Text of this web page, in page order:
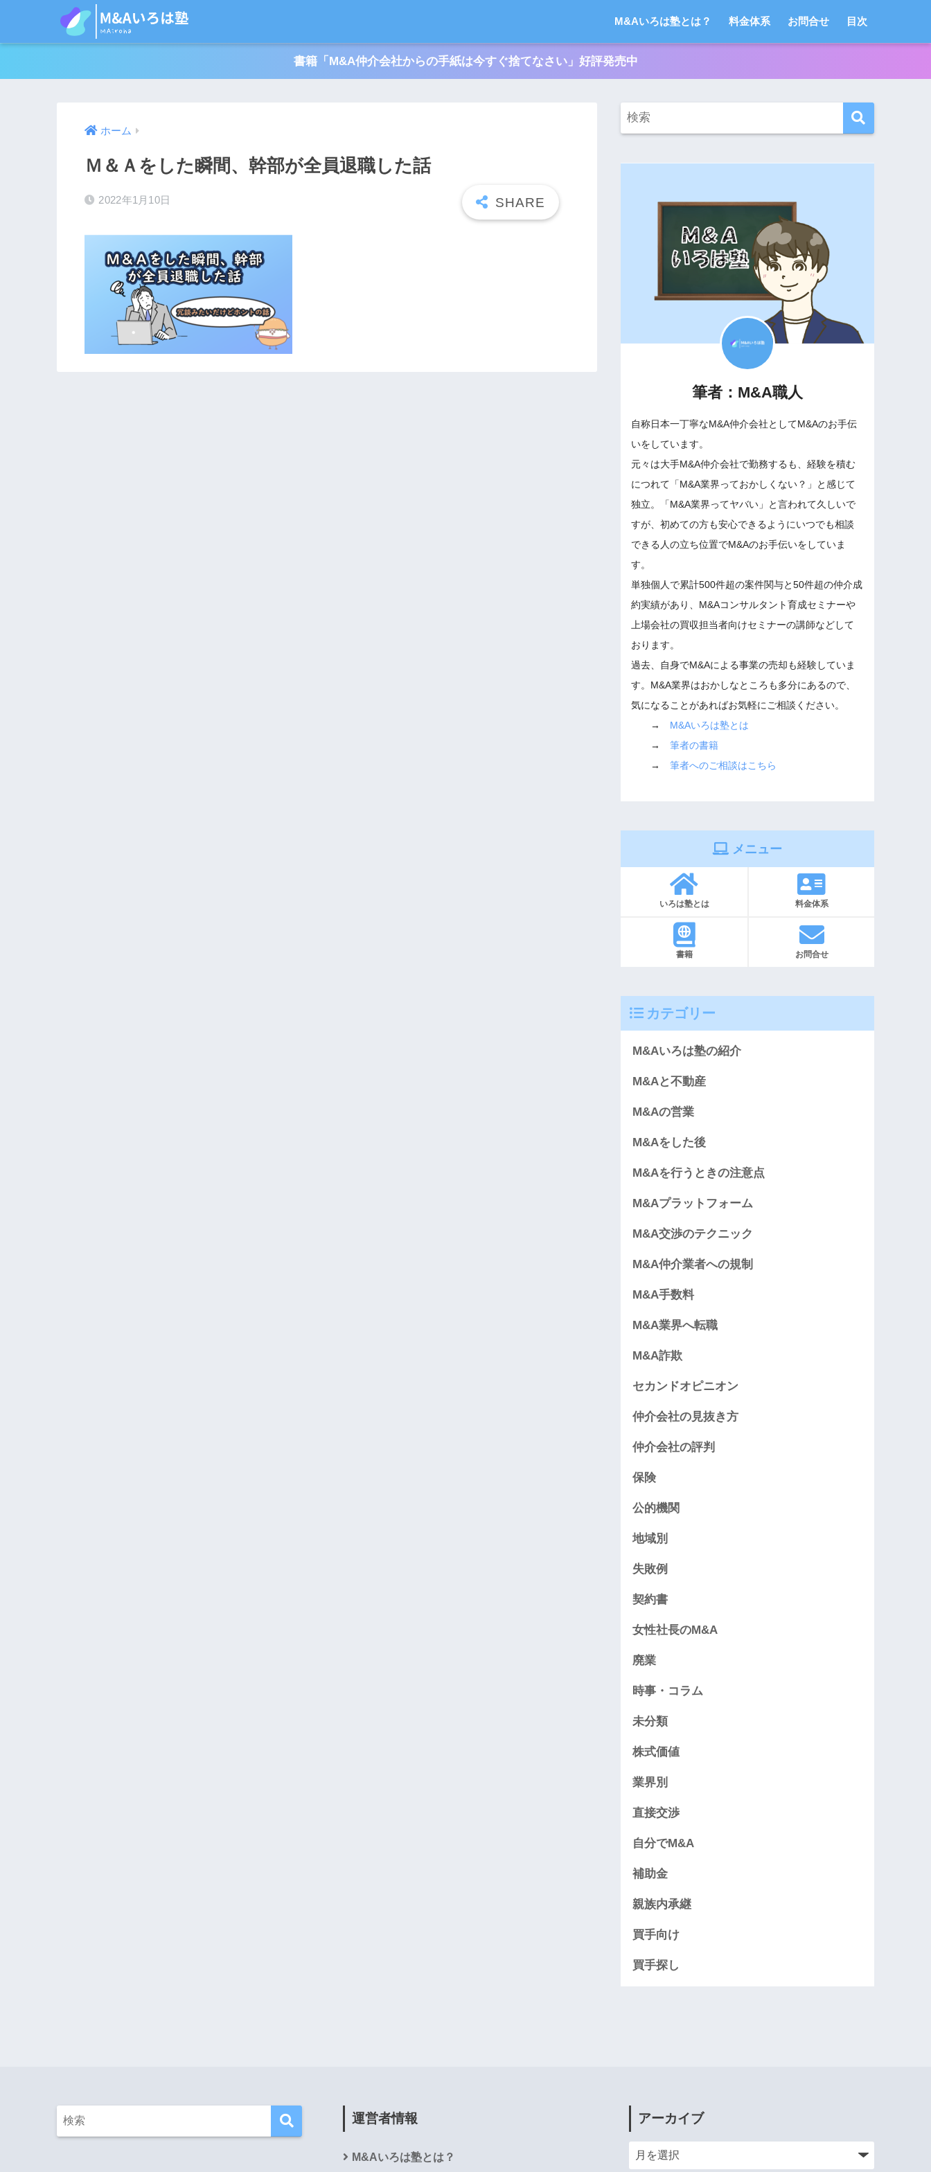
M&Aいろは塾とは？ 料金体系 お問合せ 目次
書籍「M&A仲介会社からの手紙は今すぐ捨てなさい」好評発売中
ホーム
Ｍ＆Ａをした瞬間、幹部が全員退職した話
2022年1月10日
筆者：M&A職人
自称日本一丁寧なM&A仲介会社としてM&Aのお手伝
いをしています。
元々は大手M&A仲介会社で勤務するも、経験を積む
につれて「M&A業界っておかしくない？」と感じて
独立。「M&A業界ってヤバい」と言われて久しいで
すが、初めての方も安心できるようにいつでも相談
できる人の立ち位置でM&Aのお手伝いをしていま
す。
単独個人で累計500件超の案件関与と50件超の仲介成
約実績があり、M&Aコンサルタント育成セミナーや
上場会社の買収担当者向けセミナーの講師などして
おります。
過去、自身でM&Aによる事業の売却も経験していま
す。M&A業界はおかしなところも多分にあるので、
気になることがあればお気軽にご相談ください。
→ M&Aいろは塾とは
→筆者の書籍
→筆者へのご相談はこちら
メニュー
いろは塾とは 料金体系
書籍 お問合せ
カテゴリー
M&Aいろは塾の紹介
M&Aと不動産
M&Aの営業
M&Aをした後
M&Aを行うときの注意点
M&Aプラットフォーム
M&A交渉のテクニック
M&A仲介業者への規制
M&A手数料
M&A業界へ転職
M&A詐欺
セカンドオピニオン
仲介会社の見抜き方
仲介会社の評判
保険
公的機関
地域別
失敗例
契約書
女性社長のM&A
廃業
時事・コラム
未分類
株式価値
業界別
直接交渉
自分でM&A
補助金
親族内承継
買手向け
買手探し
運営者情報
M&Aいろは塾とは？
アーカイブ